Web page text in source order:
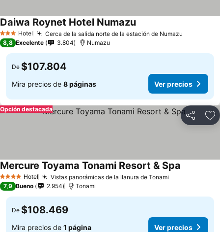
3 Estrellas
Hotel Cerca de la salida norte de la estación de Numazu
Daiwa Roynet Hotel NumazuVer precios
8,8 Excelente 3.804 Numazu
De $107.804
Mira precios de 8 páginas Ver precios
Compartir
Opción destacada
4 EstrellasHotel Vistas panorámicas de la llanura de Tonami
Mercure Toyama Tonami Resort & Spa
7,9 Bueno 2.954 Tonami
De $108.469
Mira precios de 1 página Ver precios